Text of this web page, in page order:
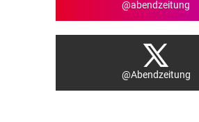
@abendzeitung
@Abendzeitung